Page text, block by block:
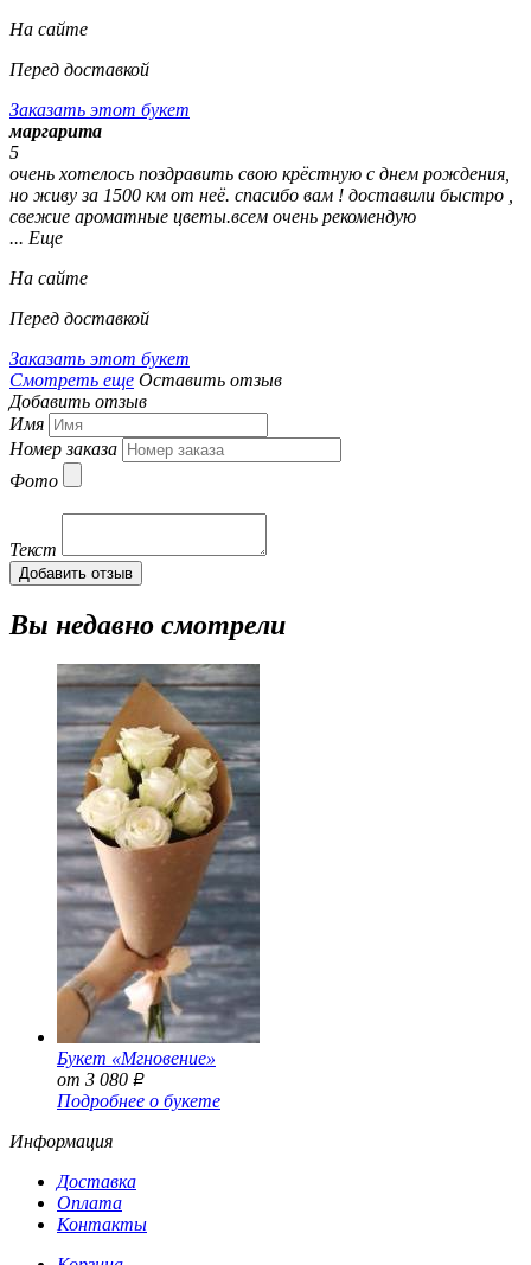
На сайте
Перед доставкой
Заказать этот букет
маргарита
5
очень хотелось поздравить свою крёстную с днем рождения,
но живу за 1500 км от неё. спасибо вам ! доставили быстро ,
свежие ароматные цветы.всем очень рекомендую
... Еще
На сайте
Перед доставкой
Заказать этот букет
Смотреть еще Оставить отзыв
Добавить отзыв
Имя
Номер заказа
Фото
Текст
Добавить отзыв
Вы недавно смотрели
Букет «Мгновение»
от 3 080 Р
Подробнее о букете
Информация
Доставка
Оплата
Контакты